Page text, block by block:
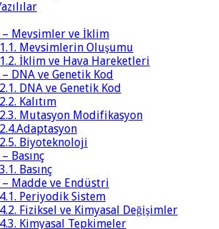
– Mevsimler ve İklim
Mevsimlerin Oluşumu
İklim ve Hava Hareketleri
DNA ve Genetik Kod
DNA ve Genetik Kod
Kalıtım
Mutasyon Modifikasyon
Biyoteknoloji
Basınç
Basınç
Madde ve Endüstri
Periyodik Sistem
Fiziksel ve Kimyasal Değişimler
Kimyasal Tepkimeler